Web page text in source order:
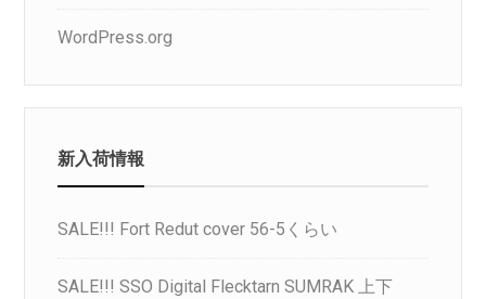
WordPress.org
新入荷情報
SALE!!! Fort Redut cover 56-5くらい
SALE!!! SSO Digital Flecktarn SUMRAK 上下